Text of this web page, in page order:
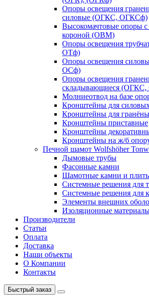
Опоры освещения
силовые (ОГКС, ОГКСф)
Высокомачтовые опоры
короной (ОВМ)
Опоры освещения
ОТф)
Опоры освещения
ОСф)
Опоры освещения
складывающиеся
Молниеотвод на базе
Кронштейны для
Кронштейны для
Кронштейны приставные
Кронштейны
Кронштейны на ж/б
Печной шамот Wolfshöher
Дымовые трубы
Фасонные камни
Шамотные камни и
Системные решения для
Системные решения для
Элементы внешних
Изоляционные
Производители
Статьи
Оплата
Доставка
Наши объекты
О Компании
Контакты
Быстрый заказ